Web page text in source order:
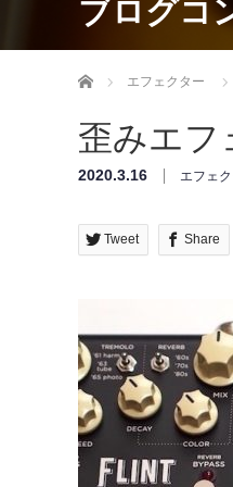
ブログコ
Home エフェクター
歪みエフ
2020.3.16 エフェ
Tweet Share